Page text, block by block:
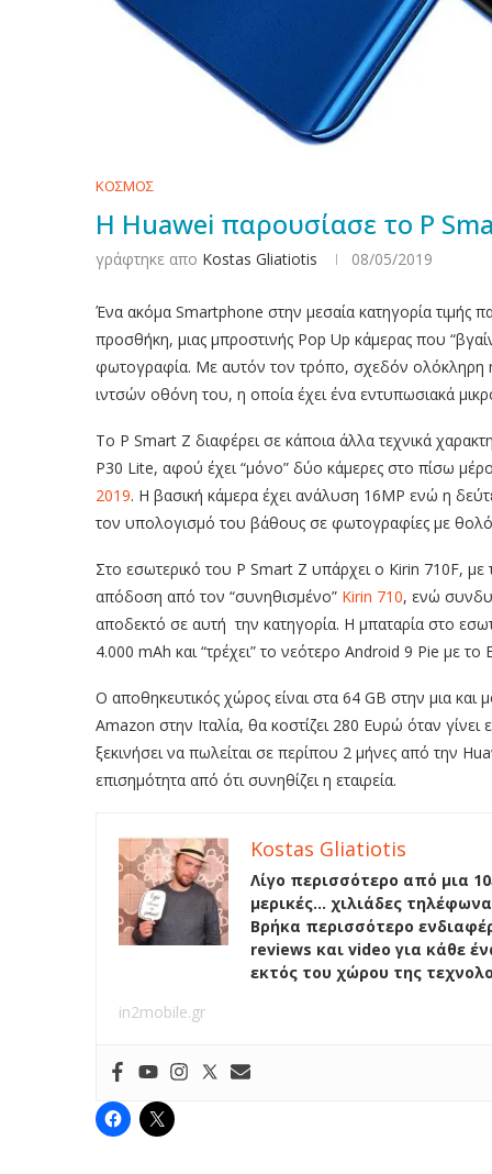
ΚΟΣΜΟΣ
Η Huawei παρουσίασε το P
γράφτηκε απο Kostas Gliatiotis 08/05/2019
Ένα ακόμα Smartphone στην μεσαία κατηγορία τιμής
προσθήκη, μιας μπροστινής Pop Up κάμερας που
φωτογραφία. Με αυτόν τον τρόπο, σχεδόν ολόκληρη
ιντσών οθόνη του, η οποία έχει ένα εντυπωσιακά
Το P Smart Z διαφέρει σε κάποια άλλα τεχνικά
P30 Lite, αφού έχει “μόνο” δύο κάμερες στο πίσω
2019. Η βασική κάμερα έχει ανάλυση 16ΜΡ ενώ η
τον υπολογισμό του βάθους σε φωτογραφίες με
Στο εσωτερικό του P Smart Z υπάρχει ο Kirin 710F, με
απόδοση από τον “συνηθισμένο” Kirin 710, ενώ
αποδεκτό σε αυτή την κατηγορία. Η μπαταρία στο
4.000 mAh και “τρέχει” το νεότερο Android 9 Pie με
Ο αποθηκευτικός χώρος είναι στα 64 GB στην μια
Amazon στην Ιταλία, θα κοστίζει 280 Ευρώ όταν
ξεκινήσει να πωλείται σε περίπου 2 μήνες από την
επισημότητα από ότι συνηθίζει η εταιρεία.
Kostas Gliatiotis
Λίγο περισσότερο από μια
μερικές… χιλιάδες
Βρήκα περισσότερο
reviews και video για κάθε
εκτός του χώρου της
in2mobile.gr